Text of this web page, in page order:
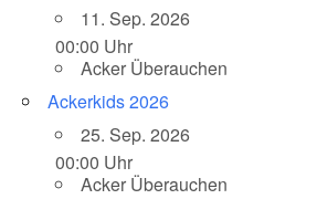
11. Sep. 2026
00:00 Uhr
Acker Überauchen
Ackerkids 2026
25. Sep. 2026
00:00 Uhr
Acker Überauchen